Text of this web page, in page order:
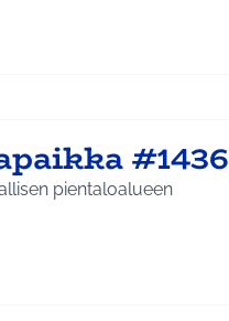
#1436
pientaloalueen